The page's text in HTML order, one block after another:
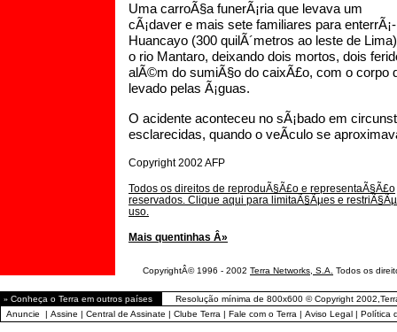
Uma carroÃ§a funerÃ¡ria que levava um
cÃ¡daver e mais sete familiares para
Huancayo (300 quilÃ´metros ao leste de
o rio Mantaro, deixando dois mortos, dois
alÃ©m do sumiÃ§o do caixÃ£o, com o corpo
levado pelas Ã¡guas.
O acidente aconteceu no sÃ¡bado em
esclarecidas, quando o veÃ­culo se
Copyright 2002 AFP
Todos os direitos de reproduÃ§Ã£o e representaÃ§Ã£o
reservados. Clique aqui para limitaÃ§Ãµes e
uso.
Mais quentinhas Â»
CopyrightÂ© 1996 - 2002 Terra Networks, S.A. Todos os
» Conheça o Terra em outros países
Resolução mínima de 800x600 © Copyright
Anuncie | Assine | Central de Assinate | Clube Terra | Fale com o Terra | Aviso Legal | Política